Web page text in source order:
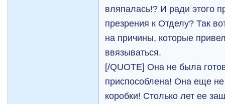
вляпалась!? И ради этого
презрения к Отделу? Так
на причины, которые
ввязываться.
[/QUOTE] Она не была
приспособлена! Она еще
коробки! Столько лет ее